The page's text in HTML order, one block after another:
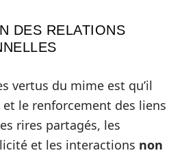
DES RELATIONS
vertus du mime est qu’il
le renforcement des liens
rires partagés, les
et les interactions non